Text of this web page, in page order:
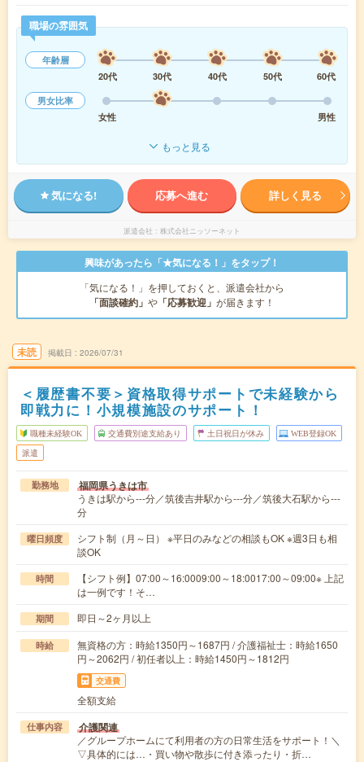
職場の雰囲気
年齢層
20代
30代 40代 50代
60代
男女比率
女性
男性
もっと見る
気になる! 応募へ進む 詳しく見る
派遣会社 株式会社ニッソーネット
興味があったら「★気になる！」をタップ！
「気になる！」を押しておくと、派遣会社から
「面談確約」 や 「応募歓迎」 が届きます！
未読 掲載日 2026/07/31
＜履歴書不要＞資格取得サポートで未経験から
即戦力に！小規模施設のサポート！
職種未経験OK 交通費別途支給あり 土日祝日が休み WEB登録OK
派遣
勤務地 福岡県うきは市
うきは駅から---分／筑後吉井駅から---分／筑後大石駅から---
分
曜日頻度
シフト制（月～日） ※平日のみなどの相談もOK ※週3日も相
談OK
時間
【シフト例】07:00～16:0009:00～18:0017:00～09:00※ 上記
は一例です！そ…
期間 即日～2ヶ月以上
時給
無資格の方：時給1350円～1687円 / 介護福祉士：時給1650
円～2062円 / 初任者以上：時給1450円～1812円
交通費
全額支給
仕事内容 介護関連
／グループホームにて利用者の方の日常生活をサポート！＼
▽具体的には…・買い物や散歩に付き添ったり・折…